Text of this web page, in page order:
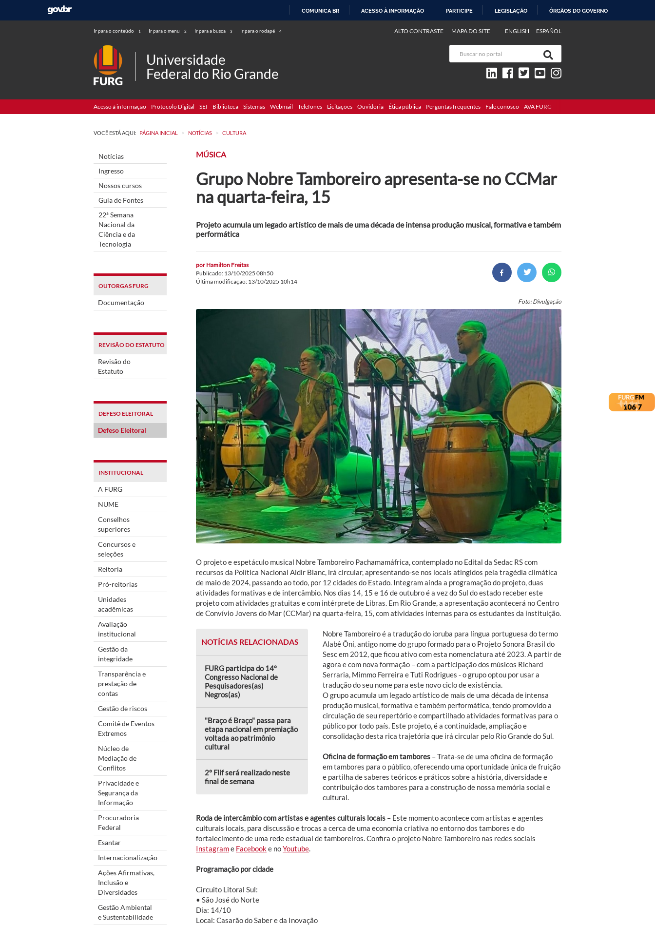
COMUNICA BR ACESSO À INFORMAÇÃO PARTICIPE LEGISLAÇÃO ÓRGÃOS DO GOVERNO
Ir para o conteúdo 1 Ir para o menu 2 Ir para a busca 3 Ir para o rodapé 4 ENGLISH ESPAÑOL
ALTO CONTRASTE MAPA DO SITE
Universidade
Federal do Rio Grande
Acesso à informação Protocolo Digital SEI Biblioteca Sistemas Webmail Telefones Licitações Ouvidoria Ética pública Perguntas frequentes Fale conosco AVA FURG
VOCÊ ESTÁ AQUI: PÁGINA INICIAL > NOTÍCIAS > CULTURA
Notícias
Ingresso
Nossos cursos
Guia de Fontes
22ª Semana
Nacional da
Ciência e da
Tecnologia
OUTORGAS FURG
Documentação
REVISÃO DO ESTATUTO
Revisão do
Estatuto
DEFESO ELEITORAL
Defeso Eleitoral
INSTITUCIONAL
A FURG
NUME
Conselhos
superiores
Concursos e
seleções
Reitoria
Pró-reitorias
Unidades
acadêmicas
Avaliação
institucional
Gestão da
integridade
Transparência e
prestação de
contas
Gestão de riscos
Comitê de Eventos
Extremos
Núcleo de
Mediação de
Conflitos
Privacidade e
Segurança da
Informação
Procuradoria
Federal
Esantar
Internacionalização
Ações Afirmativas,
Inclusão e
Diversidades
Gestão Ambiental
e Sustentabilidade
MÚSICA
Grupo Nobre Tamboreiro apresenta-se no CCMar
na quarta-feira, 15
Projeto acumula um legado artístico de mais de uma década de intensa produção musical, formativa e também
performática
por Hamilton Freitas
Publicado: 13/10/2025 08h50
Última modificação: 13/10/2025 10h14
Foto: Divulgação
O projeto e espetáculo musical Nobre Tamboreiro Pachamamáfrica, contemplado no Edital da Sedac RS com
recursos da Política Nacional Aldir Blanc, irá circular, apresentando-se nos locais atingidos pela tragédia climática
de maio de 2024, passando ao todo, por 12 cidades do Estado. Integram ainda a programação do projeto, duas
atividades formativas e de intercâmbio. Nos dias 14, 15 e 16 de outubro é a vez do Sul do estado receber este
projeto com atividades gratuitas e com intérprete de Libras. Em Rio Grande, a apresentação acontecerá no Centro
de Convívio Jovens do Mar (CCMar) na quarta-feira, 15, com atividades internas para os estudantes da instituição.
NOTÍCIAS RELACIONADAS
FURG participa do 14º
Congresso Nacional de
Pesquisadores(as)
Negros(as)
"Braço é Braço" passa para
etapa nacional em premiação
voltada ao patrimônio
cultural
2º Flif será realizado neste
final de semana
Nobre Tamboreiro é a tradução do ioruba para língua portuguesa do termo
Alabê Ôni, antigo nome do grupo formado para o Projeto Sonora Brasil do
Sesc em 2012, que ficou ativo com esta nomenclatura até 2023. A partir de
agora e com nova formação – com a participação dos músicos Richard
Serraria, Mimmo Ferreira e Tuti Rodrigues - o grupo optou por usar a
tradução do seu nome para este novo ciclo de existência.
O grupo acumula um legado artístico de mais de uma década de intensa
produção musical, formativa e também performática, tendo promovido a
circulação de seu repertório e compartilhado atividades formativas para o
público por todo país. Este projeto, é a continuidade, ampliação e
consolidação desta rica trajetória que irá circular pelo Rio Grande do Sul.
Oficina de formação em tambores – Trata-se de uma oficina de formação
em tambores para o público, oferecendo uma oportunidade única de fruição
e partilha de saberes teóricos e práticos sobre a história, diversidade e
contribuição dos tambores para a construção de nossa memória social e
cultural.
Roda de intercâmbio com artistas e agentes culturais locais – Este momento acontece com artistas e agentes
culturais locais, para discussão e trocas a cerca de uma economia criativa no entorno dos tambores e do
fortalecimento de uma rede estadual de tamboreiros. Confira o projeto Nobre Tamboreiro nas redes sociais
Instagrame Facebooke noYoutube.
Programação por cidade
Circuito Litoral Sul:
• São José do Norte
Dia: 14/10
Local: Casarão do Saber e da Inovação